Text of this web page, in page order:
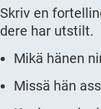
Skriv en
dere har utstilt.
Mikä hänen
Missä hän